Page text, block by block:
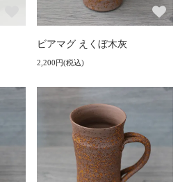
ビアマグ えくぼ木灰
2,200円(税込)